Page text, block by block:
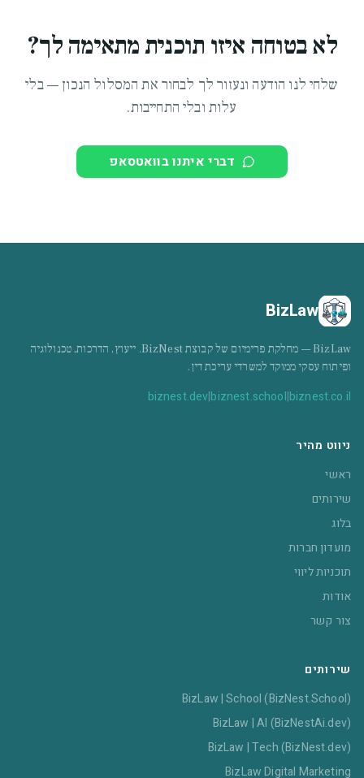
לא בטוחה איזו תוכנית מתאימה לך?
שלחי לנו הודעה ונעזור לך לבחור את המסלול הנכון — בלי
עלות ובלי התחייבות.
דברי איתנו בוואטסאפ
BizLaw
BizLaw — מחלקת פרימיום של קבוצת BizNest. ייעוץ, הדרכות, טכנולוגיה
ופיתוח עסקי ממוקד למשרדי עריכת דין.
biznest.co.il
|
biznest.school
|
biznest.dev
ניווט מהיר
ראשי
שירותים
בלוג
מועדון חברות
תוכניות ליווי
אודות
צור קשר
שירותים
BizLaw | School (BizNest.School)
BizLaw | AI (BizNestAi.dev)
BizLaw | Tech (BizNest.dev)
BizLaw Digital Marketing